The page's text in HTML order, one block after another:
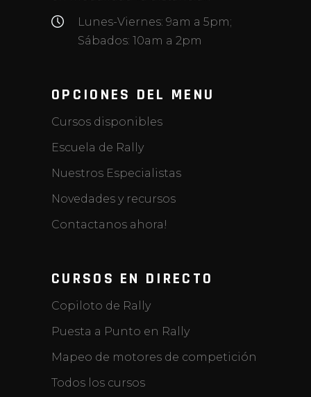
Lunes-Viernes: 9am a 5pm;
Sábados: 10am a 2pm
OPCIONES DEL MENU
Cursos disponibles
Escuela de Rally
Nuestros Especialistas
Novedades y recursos
Contactanos ahora!
CURSOS EN DIRECTO
Copiloto de Rally
Puesta a Punto en Rally
Mapeo de motores de competición
Todos los cursos